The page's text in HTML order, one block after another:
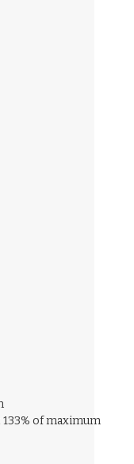
of maximum